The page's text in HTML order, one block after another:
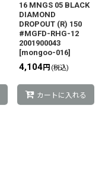
16 MNGS 05 BLACK
DIAMOND
DROPOUT (R) 150
#MGFD-RHG-12
2001900043
[mongoo-016]
4,104円 (税込)
カートに入れる